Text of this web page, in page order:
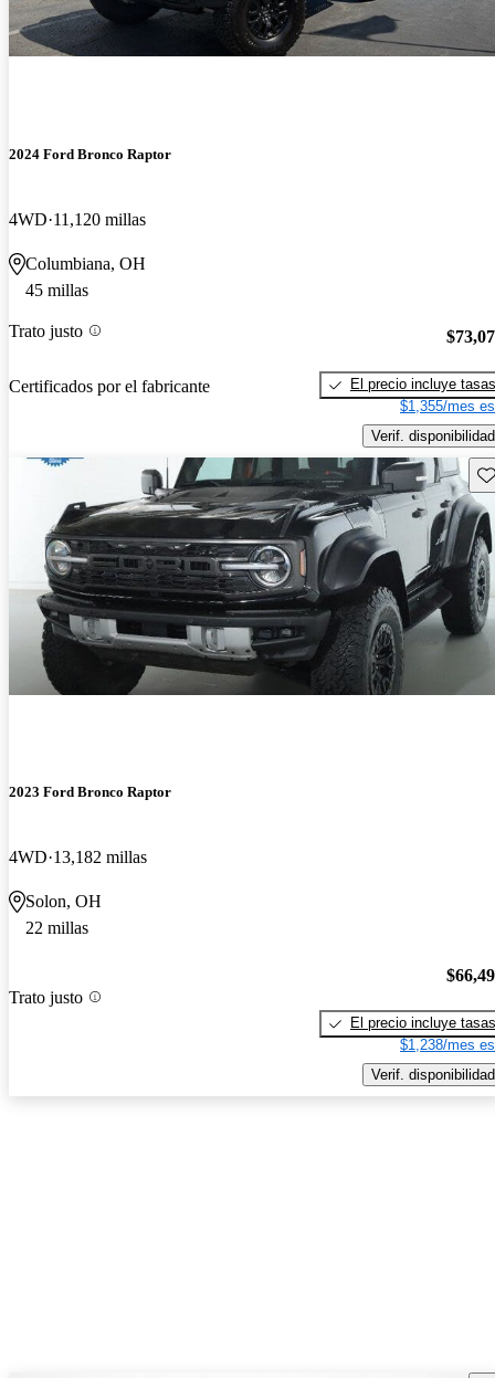
2024 Ford Bronco Raptor
4WD 11,120 millas
Columbiana, OH
45 millas
Trato justo
Certificados por el fabricante
El precio incluye tasas
$1,355/mes
Verif. disponibilidad
2023 Ford Bronco Raptor
4WD 13,182 millas
Solon, OH
22 millas
Trato justo
El precio incluye tasas
$1,238/mes
Verif. disponibilidad